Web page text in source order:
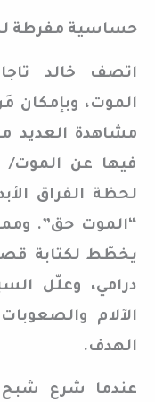
حساسية مفرطة
اتصف خالد
الموت، وبإمكان
مشاهدة العديد
فيها عن الموت/
لحظة الفراق
“الموت حق”.
يخطّط لكتابة
درامي، وعلّل
الآلام
الهدف.
عندما شرع شبح